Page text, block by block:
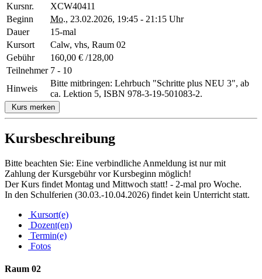
Kursnr.
XCW40411
Beginn
Mo., 23.02.2026, 19:45 - 21:15 Uhr
Dauer
15-mal
Kursort
Calw, vhs, Raum 02
Gebühr
160,00 € /128,00
Teilnehmer 7 - 10
Hinweis
Bitte mitbringen: Lehrbuch "Schritte plus NEU 3", ab
ca. Lektion 5, ISBN 978-3-19-501083-2.
Kurs merken
Kursbeschreibung
Bitte beachten Sie: Eine verbindliche Anmeldung ist nur mit
Zahlung der Kursgebühr vor Kursbeginn möglich!
Der Kurs findet Montag und Mittwoch statt! - 2-mal pro Woche.
In den Schulferien (30.03.-10.04.2026) findet kein Unterricht statt.
Kursort(e)
Dozent(en)
Termin(e)
Fotos
Raum 02